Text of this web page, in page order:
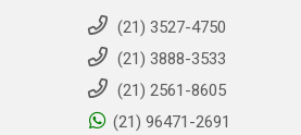
(21) 3527-4750
(21) 3888-3533
(21) 2561-8605
(21) 96471-2691